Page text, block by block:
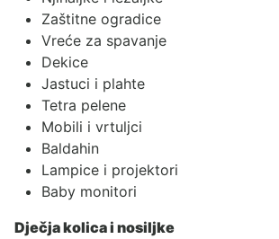
Zaštitne ogradice
Vreće za spavanje
Dekice
Jastuci i plahte
Tetra pelene
Mobili i vrtuljci
Baldahin
Lampice i projektori
Baby monitori
Dječja kolica i nosiljke